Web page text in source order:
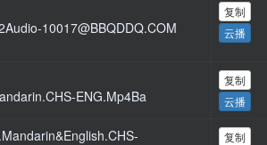
10017@BBQDDQ.COM
复制
云播
ENG.Mp4Ba
复制
云播
复制